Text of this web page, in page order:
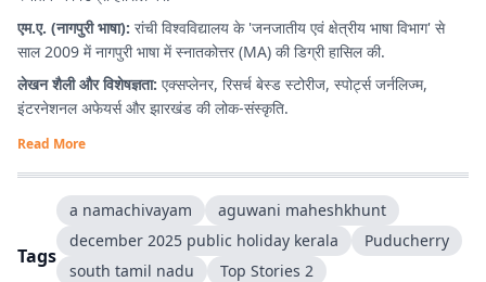
एम.ए. (नागपुरी भाषा): रांची विश्वविद्यालय के 'जनजातीय एवं क्षेत्रीय भाषा विभाग' से
साल 2009 में नागपुरी भाषा में स्नातकोत्तर (MA) की डिग्री हासिल की.
लेखन शैली और विशेषज्ञता: एक्सप्लेनर, रिसर्च बेस्ड स्टोरीज, स्पोर्ट्स जर्नलिज्म,
इंटरनेशनल अफेयर्स और झारखंड की लोक-संस्कृति.
Read More
Tags
a namachivayam
aguwani maheshkhunt
december 2025 public holiday kerala
Puducherry
south tamil nadu
Top Stories 2